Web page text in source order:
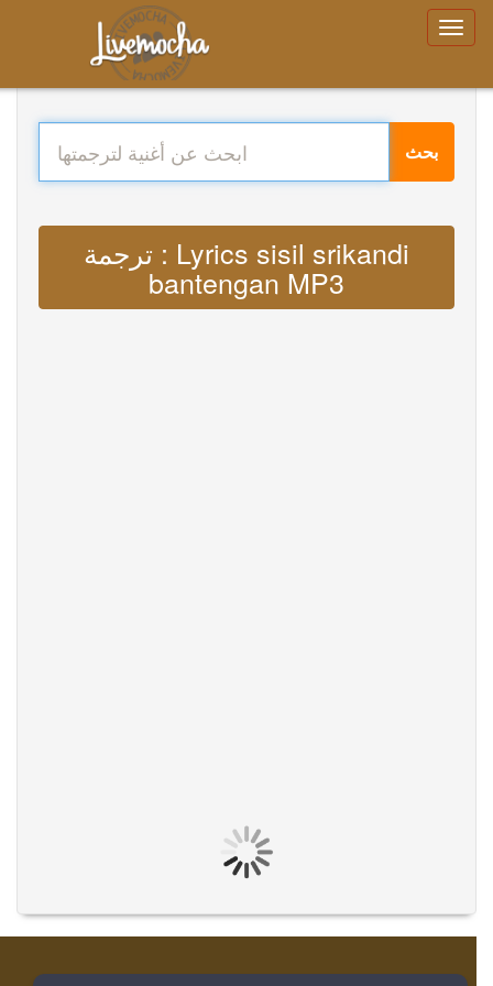
بحث
ترجمة : Lyrics sisil srikandi
bantengan MP3